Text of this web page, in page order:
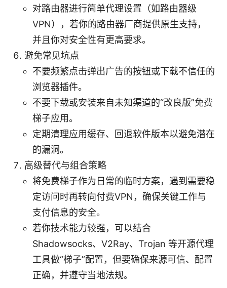
对路由器进行简单代理设置（如路由器级
VPN），若你的路由器厂商提供原生支持，
并且你对安全性有更高要求。
避免常见坑点
不要频繁点击弹出广告的按钮或下载不信任的
浏览器插件。
不要下载或安装来自未知渠道的“改良版”免费
梯子应用。
定期清理应用缓存、回退软件版本以避免潜在
的漏洞。
高级替代与组合策略
将免费梯子作为日常的临时方案，遇到需要稳
定访问时再转向付费VPN，确保关键工作与
支付信息的安全。
若你技术能力较强，可以结合
Shadowsocks、V2Ray、Trojan 等开源代理
工具做“梯子”配置，但要确保来源可信、配置
正确，并遵守当地法规。